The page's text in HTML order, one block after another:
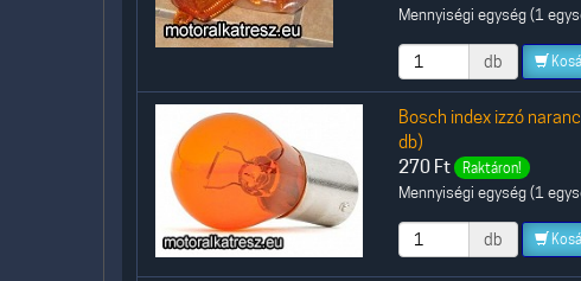
Mennyiségi egység (1
db
Bosch index izzó
db)
270 Ft Raktáron!
Mennyiségi egység (1
db